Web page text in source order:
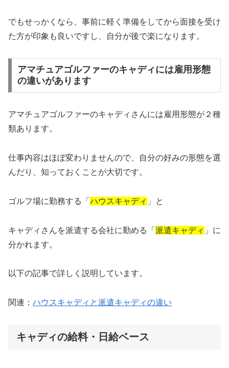
でもせっかくなら、 事前に軽く準備をしてから面接を受け
た方が印象も良いですし、
自分が後で楽になります。
アマチュアゴルファーのキャディには雇用形態
の違いがあります
アマチュアゴルファーのキャディさんには雇用形態が２種
類ありま す。
仕事内容はほぼ変わりませんので、自分の好みの形態を選
んだり、 知っておくことが大切です。
ゴルフ場に勤務する「 ハウスキャディ 」と
キャディさんを派遣する会社に勤める「 派遣キャディ 」 に
分かれます。
以下の記事で詳しく説明しています。
関連： ハウスキャディと派遣キャディの違い
キャディの給料・日給ベース